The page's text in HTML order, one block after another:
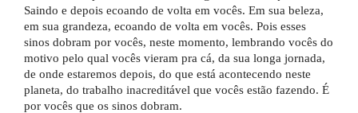
Saindo e depois ecoando de volta em vocês. Em sua beleza,
em sua grandeza, ecoando de volta em vocês. Pois esses
sinos dobram por vocês, neste momento, lembrando vocês do
motivo pelo qual vocês vieram pra cá, da sua longa jornada,
de onde estaremos depois, do que está acontecendo neste
planeta, do trabalho inacreditável que vocês estão fazendo. É
por vocês que os sinos dobram.